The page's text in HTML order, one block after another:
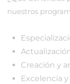
nuestros
Creación y
Excelencia